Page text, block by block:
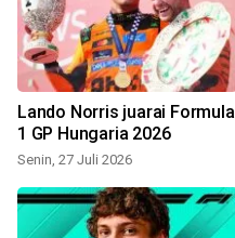
Lando Norris juarai Formula
1 GP Hungaria 2026
Senin, 27 Juli 2026